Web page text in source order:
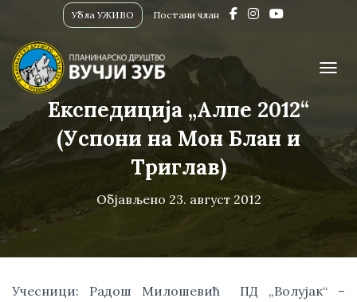
Убла УЖИВО Постани члан
Експедиција „Алпе 2012“
(Успони на Мон Блан и
Триглав)
Објављено 23. август 2012
Учесници: Радош Милошевић ПД „Волујак“ –